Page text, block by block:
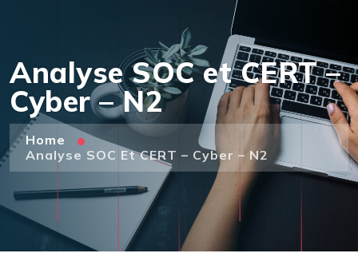
Analyse SOC et CERT –
Cyber – N2
Home
Analyse SOC Et CERT – Cyber – N2